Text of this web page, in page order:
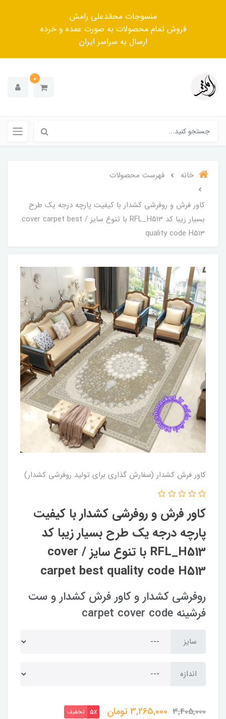
منسوجات محمّدعلی رامش
فروش تمام محصولات به صورت عمده و خرده
ارسال به سراسر ایران
0
خانه فهرست محصولات
کاور فرش و روفرشی کشدار‌ با کیفیت پارچه درجه یک طرح
بسیار زیبا کد RFL_H513 با تنوع سایز / cover carpet best
quality code H513
کاور فرش کشدار (سفارش گذاری برای تولید روفرشی کشدار)
کاور فرش و روفرشی کشدار‌ با کیفیت
پارچه درجه یک طرح بسیار زیبا کد
RFL_H513 با تنوع سایز / cover
carpet best quality code H513
روفرشی کشدار و کاور فرش کشدار و ست
فرشینه carpet cover code
سایز
اندازه
3,405,000
3,265,000تومان 5٪ تخفیف